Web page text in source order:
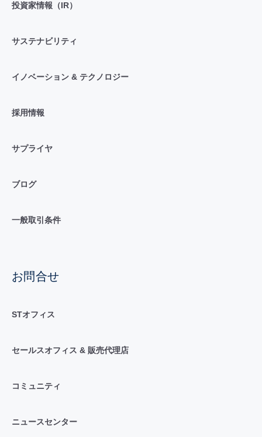
投資家情報（IR）
サステナビリティ
イノベーション & テクノロジー
採用情報
サプライヤ
ブログ
一般取引条件
お問合せ
STオフィス
セールスオフィス & 販売代理店
コミュニティ
ニュースセンター